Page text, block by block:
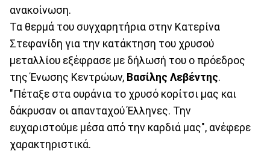
ανακοίνωση.
Τα θερμά του συγχαρητήρια στην Κατερίνα
Στεφανίδη για την κατάκτηση του χρυσού
μεταλλίου εξέφρασε με δήλωσή του ο πρόεδρος
της Ένωσης Κεντρώων, Βασίλης Λεβέντης.
"Πέταξε στα ουράνια το χρυσό κορίτσι μας και
δάκρυσαν οι απανταχού Έλληνες. Την
ευχαριστούμε μέσα από την καρδιά μας", ανέφερε
χαρακτηριστικά.